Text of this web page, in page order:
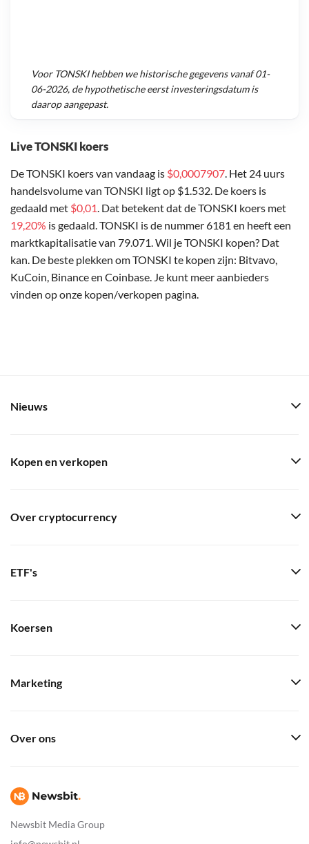
Live TONSKI koers
De TONSKI koers van vandaag is $0,0007907. Het 24 uurs
handelsvolume van TONSKI ligt op $1.532. De koers is
gedaald met $0,01. Dat betekent dat de TONSKI koers met
19,20% is gedaald. TONSKI is de nummer 6181 en heeft een
marktkapitalisatie van 79.071. Wil je TONSKI kopen? Dat
kan. De beste plekken om TONSKI te kopen zijn: Bitvavo,
KuCoin, Binance en Coinbase. Je kunt meer aanbieders
vinden op onze kopen/verkopen pagina.
Voor TONSKIhebben we historische gegevens vanaf01-
06-2026, de hypothetische eerst investeringsdatum is
daarop aangepast.
Newsbit Media Group
Nieuws
Kopen en verkopen
Over cryptocurrency
ETF's
Koersen
Marketing
Over ons